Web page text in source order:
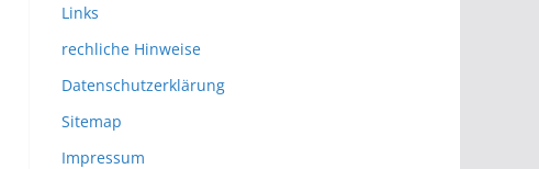
Links
rechliche Hinweise
Datenschutzerklärung
Sitemap
Impressum